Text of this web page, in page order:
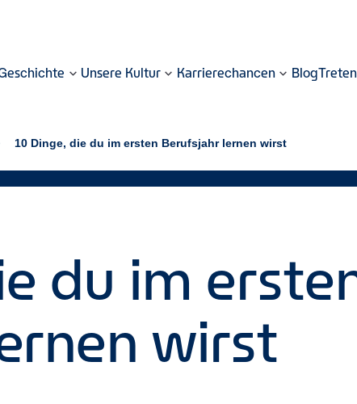
Unsere Kultur Karrierechancen Blog
10 Dinge, die du im ersten Berufsjahr lernen wirst
du im
wirst